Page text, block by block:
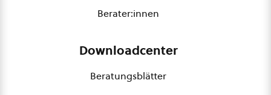
Berater:innen
Downloadcenter
Beratungsblätter